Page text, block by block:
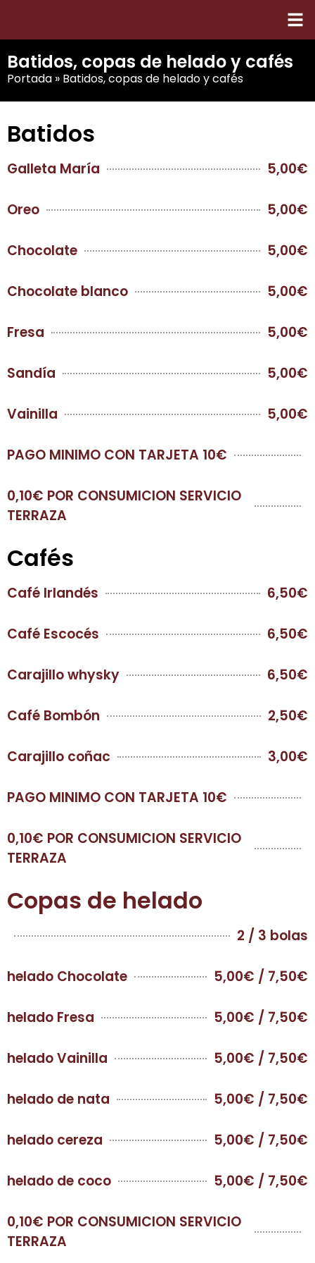
Batidos, copas de helado y cafés
Portada » Batidos, copas de helado y cafés
Batidos
Galleta María 5,00€
Oreo 5,00€
Chocolate 5,00€
Chocolate blanco 5,00€
Fresa 5,00€
Sandía 5,00€
Vainilla 5,00€
PAGO MINIMO CON TARJETA 10€
0,10€ POR CONSUMICION SERVICIO
TERRAZA
Cafés
Café Irlandés 6,50€
Café Escocés 6,50€
Carajillo whysky 6,50€
Café Bombón 2,50€
Carajillo coñac 3,00€
PAGO MINIMO CON TARJETA 10€
0,10€ POR CONSUMICION SERVICIO
TERRAZA
Copas de helado
2 / 3 bolas
helado Chocolate 5,00€ / 7,50€
helado Fresa 5,00€ / 7,50€
helado Vainilla 5,00€ / 7,50€
helado de nata 5,00€ / 7,50€
helado cereza 5,00€ / 7,50€
helado de coco 5,00€ / 7,50€
0,10€ POR CONSUMICION SERVICIO
TERRAZA